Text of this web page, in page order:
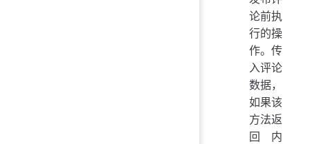
论前执
行的操
作。传
入评论
数据，
如果该
方法返
回内